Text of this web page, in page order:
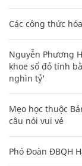
Các công thức
Nguyễn Phương
khoe sổ đỏ tính
nghìn tỷ'
Mẹo học thuộc
câu nói vui vẻ
Phó Đoàn ĐBQH